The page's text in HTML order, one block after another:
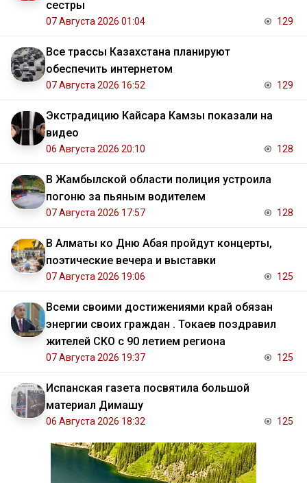
сестры
07 Августа 2026 01:04 129
Все трассы Казахстана планируют
обеспечить интернетом
07 Августа 2026 16:52 129
Экстрадицию Кайсара Камзы показали на
видео
06 Августа 2026 20:10 128
В Жамбылской области полиция устроила
погоню за пьяным водителем
07 Августа 2026 17:57 128
В Алматы ко Дню Абая пройдут концерты,
поэтические вечера и выставки
07 Августа 2026 19:06 125
Всеми своими достижениями край обязан
энергии своих граждан . Токаев поздравил
жителей СКО с 90 летием региона
07 Августа 2026 19:37 125
Испанская газета посвятила большой
материал Димашу
06 Августа 2026 18:32 125